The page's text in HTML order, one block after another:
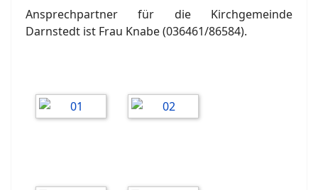
Ansprechpartner für die Kirchgemeinde
Darnstedt ist Frau Knabe (036461/86584).